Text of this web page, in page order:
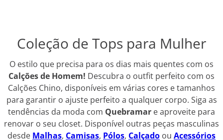
Coleção de Tops para Mulher
O estilo que precisa para os dias mais quentes com os
Calções de Homem! Descubra o outfit perfeito com os
Calções Chino, disponíveis em várias cores e tamanhos
para garantir o ajuste perfeito a qualquer corpo. Siga as
tendências da moda com Quebramar e aproveite para
renovar o seu closet. Disponível outras peças masculinas
desde Malhas, Camisas, Pólos, Calçado ou Acessórios